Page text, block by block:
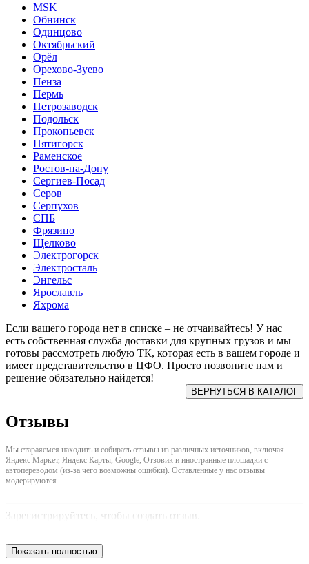
MSK
Обнинск
Одинцово
Октябрьский
Орёл
Орехово-Зуево
Пенза
Пермь
Петрозаводск
Подольск
Прокопьевск
Пятигорск
Раменское
Ростов-на-Дону
Сергиев-Посад
Серов
Серпухов
СПБ
Фрязино
Щелково
Электрогорск
Электросталь
Энгельс
Ярославль
Яхрома
Если вашего города нет в списке – не отчаивайтесь! У нас
есть собственная служба доставки для крупных грузов и мы
готовы рассмотреть любую ТК, которая есть в вашем городе и
имеет представительство в ЦФО. Просто позвоните нам и
решение обязательно найдется!
Отзывы
Мы стараяемся находить и собирать отзывы из различных источников, включая
Яндекс Маркет, Яндекс Карты, Google, Отзовик и иностранные площадки с
автопереводом (из-за чего возможны ошибки). Оставленные у нас отзывы
модерируются.
Зарегистрируйтесь, чтобы создать отзыв.
Показать полностью